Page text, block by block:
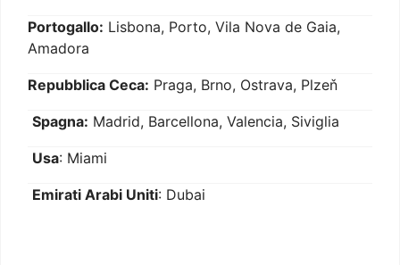
Portogallo: Lisbona, Porto, Vila Nova de Gaia,
Amadora
Repubblica Ceca: Praga, Brno, Ostrava, Plzeň
Spagna: Madrid, Barcellona, Valencia, Siviglia
Usa: Miami
Emirati Arabi Uniti: Dubai